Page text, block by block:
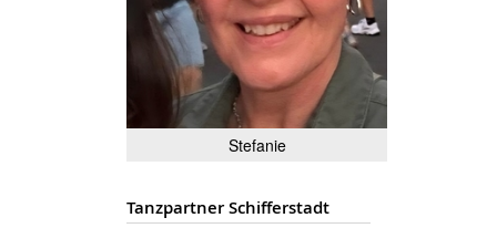
Stefanie
Tanzpartner Schifferstadt